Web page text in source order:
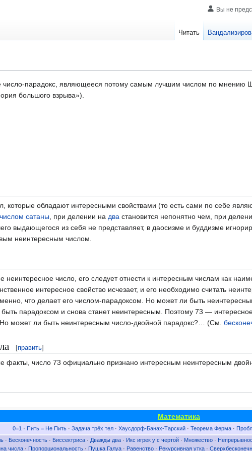
число-парадокс, являющееся потому самым лучшим числом по мнению
большого взрыва»).
которые обладают интересными свойствами (то есть сами по себе
числом сатаны, при делении на два становится непонятно чем, при
выдающегося из себя не представляет, в даосизме и буддизме
неинтересным числом.
число, его следует отнести к интересным числам как
интересное свойство исчезает, и его необходимо считать
что делает его числом-парадоксом. Но может ли быть
парадоксом и снова станет неинтересным. Поэтому 73 —
может ли быть неинтересным число-двойной парадокс?… (См.
[править]
факты, число 73 официально признано интересным неинтересным
Математика
0=1 · Пить = Не Пить· Задача трёх тел· Хаусдорф-Банах-Тарский· Теорема Ферма·
· Бесконечность · Биссектриса · Дважды два · Икс игрек у с чертой · Множество ·
числа· Пропорциональность· Пушка Галуа· Равенство· Рекурсивная утка·
Вы не
Читать